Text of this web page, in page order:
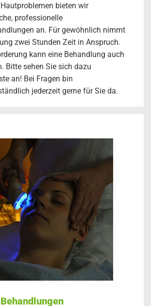
bieten wir
professionelle
an. Für gewöhnlich nimmt
zwei Stunden Zeit in Anspruch.
kann eine Behandlung auch
Bitte sehen Sie sich dazu
an! Bei Fragen bin
jederzeit gerne für Sie da.